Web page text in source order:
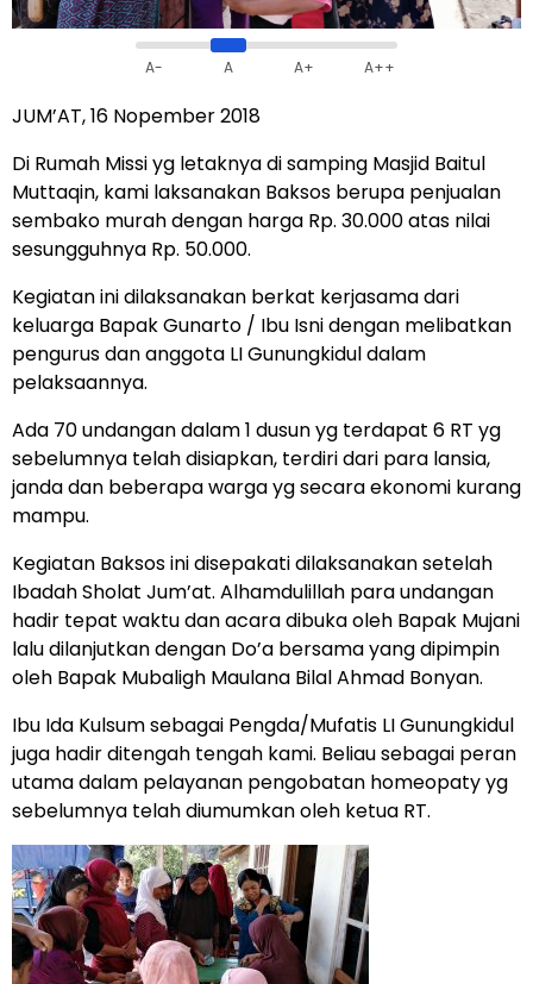
A- A A+ A++
JUM’AT, 16 Nopember 2018
Di Rumah Missi yg letaknya di samping Masjid Baitul
Muttaqin, kami laksanakan Baksos berupa penjualan
sembako murah dengan harga Rp. 30.000 atas nilai
sesungguhnya Rp. 50.000.
Kegiatan ini dilaksanakan berkat kerjasama dari
keluarga Bapak Gunarto / Ibu Isni dengan melibatkan
pengurus dan anggota LI Gunungkidul dalam
pelaksaannya.
Ada 70 undangan dalam 1 dusun yg terdapat 6 RT yg
sebelumnya telah disiapkan, terdiri dari para lansia,
janda dan beberapa warga yg secara ekonomi kurang
mampu.
Kegiatan Baksos ini disepakati dilaksanakan setelah
Ibadah Sholat Jum’at. Alhamdulillah para undangan
hadir tepat waktu dan acara dibuka oleh Bapak Mujani
lalu dilanjutkan dengan Do’a bersama yang dipimpin
oleh Bapak Mubaligh Maulana Bilal Ahmad Bonyan.
Ibu Ida Kulsum sebagai Pengda/Mufatis LI Gunungkidul
juga hadir ditengah tengah kami. Beliau sebagai peran
utama dalam pelayanan pengobatan homeopaty yg
sebelumnya telah diumumkan oleh ketua RT.